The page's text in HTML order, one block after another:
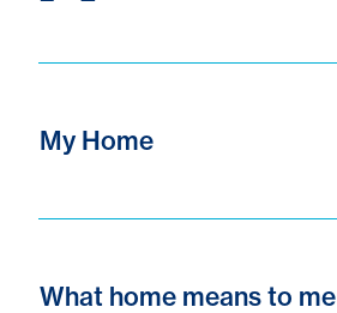
My Home
What home means to me